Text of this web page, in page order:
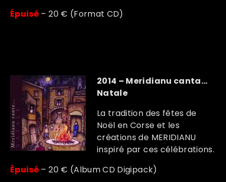
Épuisé – 20 € (Format CD)
2014 – Meridianu canta…
Natale
La tradition des fêtes de
Noël en Corse et les
créations de MERIDIANU
inspiré par ces célébrations.
Épuisé – 20 € (Album CD Digipack)